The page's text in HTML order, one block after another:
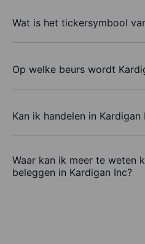
Wat is het tickersymbool
Op welke beurs wordt
Kan ik handelen in Kardigan
Waar kan ik meer te weten
beleggen in Kardigan Inc?